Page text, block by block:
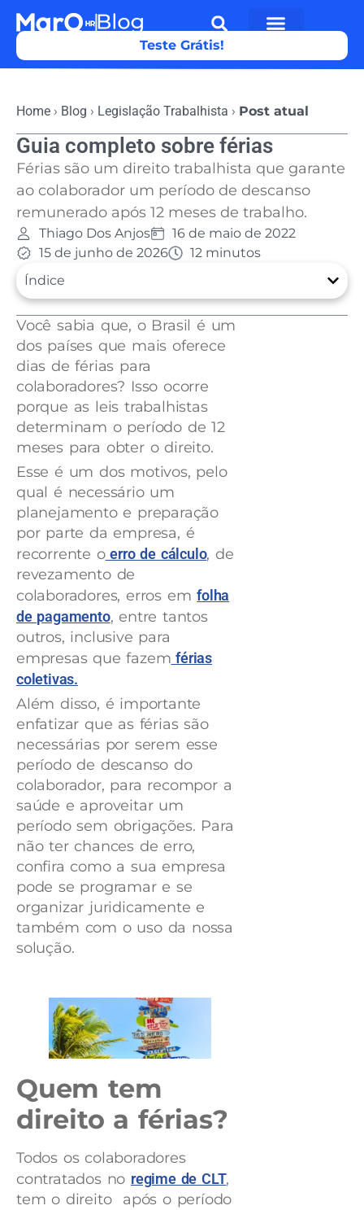
Teste Grátis!
Home › Blog › Legislação Trabalhista › Post atual
Guia completo sobre férias
Férias são um direito trabalhista que garante
ao colaborador um período de descanso
remunerado após 12 meses de trabalho.
Thiago Dos Anjos
16 de maio de 2022
15 de junho de 2026
12 minutos
Índice
Você sabia que, o Brasil é um
dos países que mais oferece
dias de férias para
colaboradores? Isso ocorre
porque as leis trabalhistas
determinam o período de 12
meses para obter o direito.
Esse é um dos motivos, pelo
qual é necessário um
planejamento e preparação
por parte da empresa, é
recorrente oerro de cálculo, de
revezamento de
colaboradores, erros emfolha
de pagamento, entre tantos
outros, inclusive para
empresas que fazem férias
coletivas.
Além disso, é importante
enfatizar que as férias são
necessárias por serem esse
período de descanso do
colaborador, para recompor a
saúde e aproveitar um
período sem obrigações. Para
não ter chances de erro,
confira como a sua empresa
pode se programar e se
organizar juridicamente e
também com o uso da nossa
solução.
Quem tem
direito a férias?
Todos os colaboradores
contratados no regime de CLT,
tem o direito após o período